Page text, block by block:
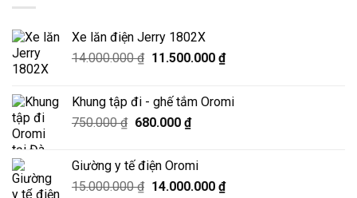
Xe lăn điện Jerry 1802X
14.000.000₫ Giá
14.000.000 ₫.
11.500.000 ₫Giá
là:
Khung tập đi - ghế tắm Oromi
750.000₫ Giá
là:
750.000 ₫.
680.000 ₫Giá
là:
680.000 ₫.
Giường y tế điện Oromi
15.000.000₫ Giá
14.000.000 ₫Giá